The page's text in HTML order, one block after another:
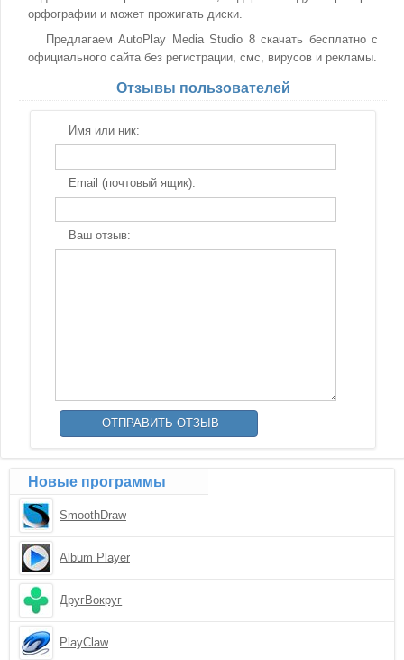
орфографии и может прожигать диски.
Предлагаем AutoPlay Media Studio 8 скачать бесплатно с
официального сайта без регистрации, смс, вирусов и рекламы.
Отзывы пользователей
Имя или ник:
Email (почтовый ящик):
Ваш отзыв:
Новые программы
SmoothDraw
Album Player
ДругВокруг
PlayClaw